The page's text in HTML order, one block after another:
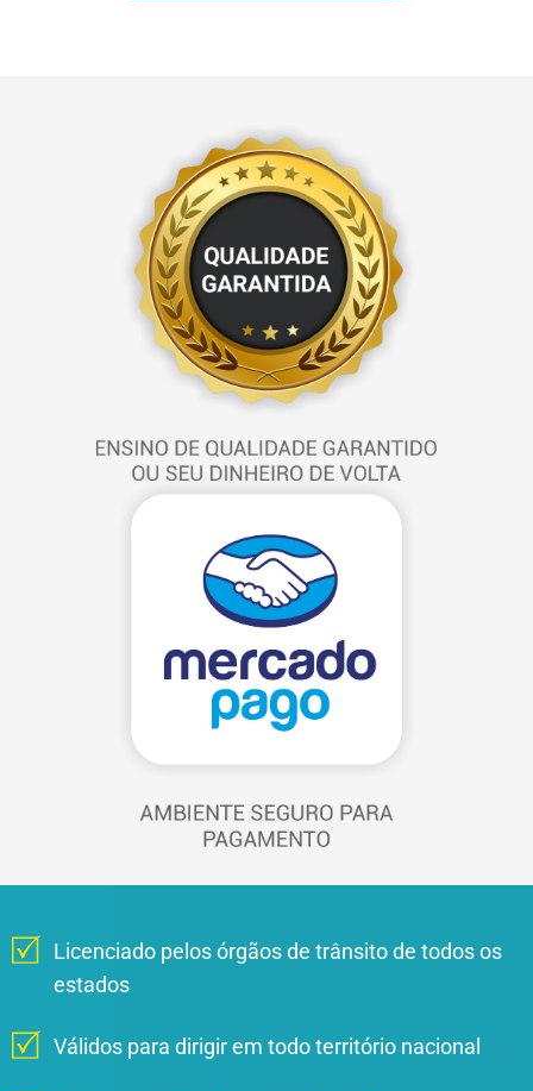
Licenciado pelos órgãos de trânsito de todos os
estados
Válidos para dirigir em todo território nacional